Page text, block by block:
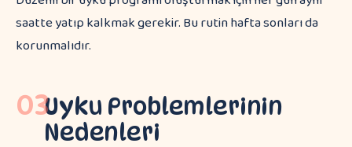
saatte yatıp kalkmak gerekir. Bu rutin hafta sonları da
korunmalıdır.
03Uyku Problemlerinin
Nedenleri